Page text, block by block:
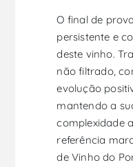
O final de
persistente e
deste vinho.
não filtrado,
evolução
mantendo a
complexidade
referência
de Vinho do